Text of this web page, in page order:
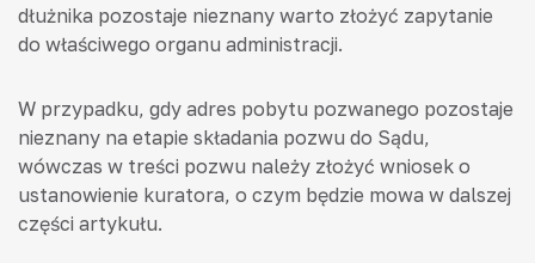
dłużnika pozostaje nieznany warto złożyć zapytanie
do właściwego organu administracji.
W przypadku, gdy adres pobytu pozwanego pozostaje
nieznany na etapie składania pozwu do Sądu,
wówczas w treści pozwu należy złożyć wniosek o
ustanowienie kuratora, o czym będzie mowa w dalszej
części artykułu.